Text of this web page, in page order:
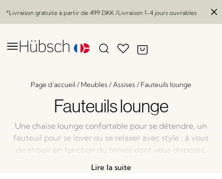
*Livraison gratuite à partir de 499 DKK /Livraison 1-4 jours ouvrables
Page d'accueil / Meubles / Assises / Fauteuils lounge
Fauteuils lounge
Une chaise lounge confortable pour se détendre, un
fauteuil pour se lover ou se relaxer avec style ; à vous
de choisir en fonction du temps dont vous disposez.
proposons une large gamme de chaises lounge
Lire la suite